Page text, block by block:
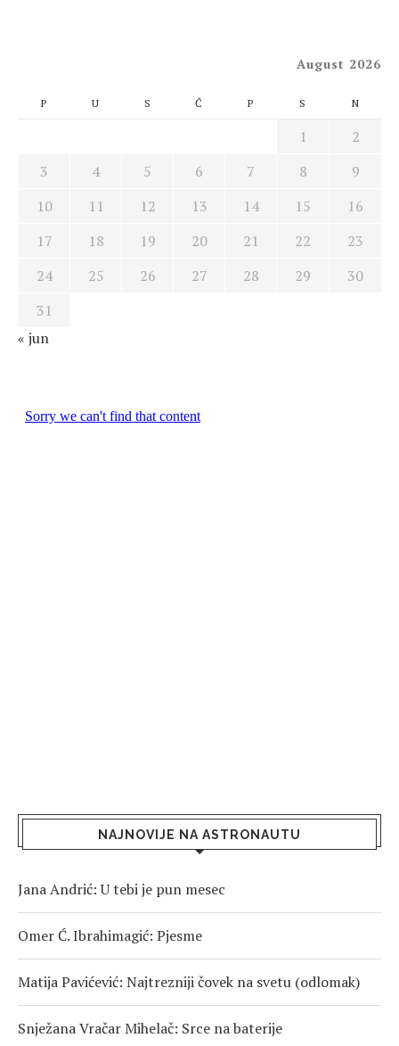
August 2026
P U S Č P S N
1
2
3
4 5 6 7 8
9
10
11 12 13 14 15
16
17
18 19 20 21 22
23
24
25 26 27 28 29
30
31
« jun
NAJNOVIJE NA ASTRONAUTU
Jana Andrić: U tebi je pun mesec
Omer Ć. Ibrahimagić: Pjesme
Matija Pavićević: Najtrezniji čovek na svetu (odlomak)
Snježana Vračar Mihelač: Srce na baterije